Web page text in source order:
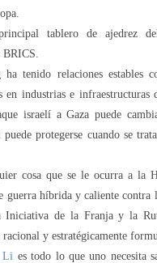
tablero de ajedrez
ha tenido relaciones estables
en industrias e infraestructuras
israelí a Gaza puede
protegerse cuando se
cosa que se le ocurra a la
guerra híbrida y caliente contra
Iniciativa de la Franja y la
y estratégicamente
Li es todo lo que uno necesita